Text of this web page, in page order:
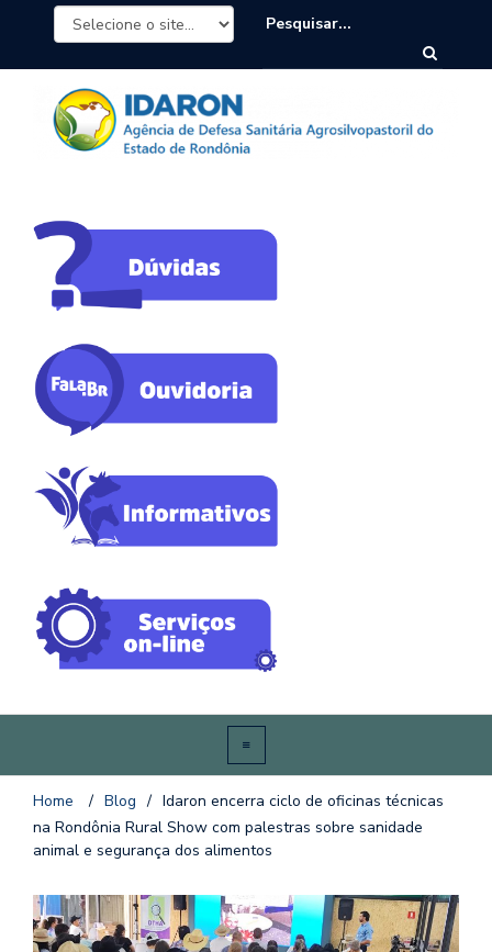
Home / Blog / Idaron encerra ciclo de oficinas técnicas
na Rondônia Rural Show com palestras sobre sanidade
animal e segurança dos alimentos